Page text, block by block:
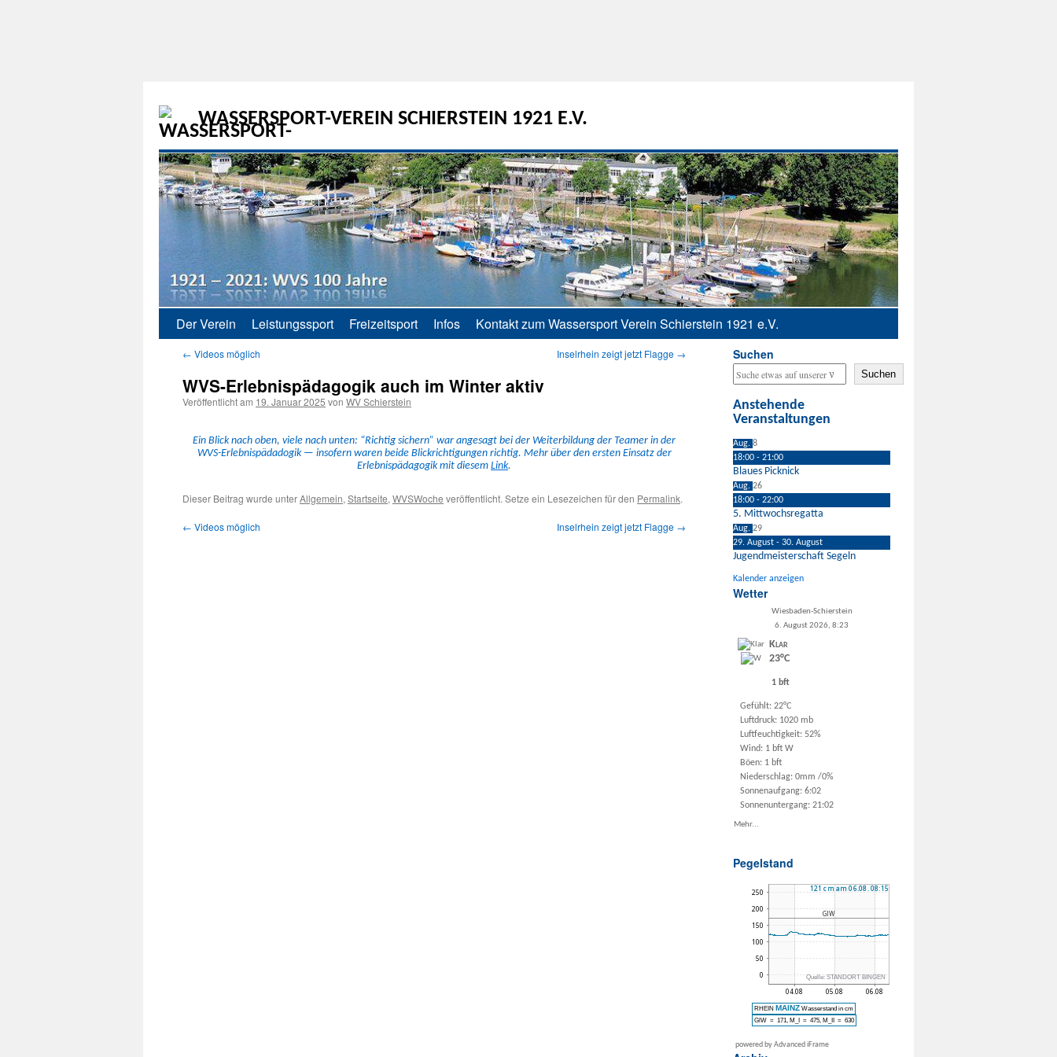
WASSERSPORT-VEREIN SCHIERSTEIN 1921 E.V.
Zum
Inhalt
springen
Der Verein Leistungssport Freizeitsport Infos Kontakt zum Wassersport Verein Schierstein 1921 e.V.
← Videos möglich Inselrhein zeigt jetzt Flagge →
WVS-Erlebnispädagogik auch im Winter aktiv
Veröffentlicht am 19. Januar 2025 von WV Schierstein
Ein Blick nach oben, viele nach unten: “Richtig sich­ern” war ange­sagt bei der Weit­er­bil­dung der Team­er in der
WVS-Erleb­nis­pä­dadogik — insofern waren bei­de Blick­rich­ti­gun­gen richtig. Mehr über den ersten Ein­satz der
Erleb­nis­päd­a­gogik mit diesem Link.
Dieser Beitrag wurde unterAllgemein, Startseite, WVSWoche veröffentlicht. Setze ein Lesezeichen für den Permalink.
← Videos möglich Inselrhein zeigt jetzt Flagge →
Suchen
Suchen
Anstehende
Veranstaltungen
Aug. 8
18:00 - 21:00
Blaues Picknick
Aug. 26
18:00 - 22:00
5. Mittwochsregatta
Aug. 29
29. August - 30. August
Jugendmeisterschaft Segeln
Kalender anzeigen
Wetter
Wiesbaden-Schierstein
6. August 2026, 8:23
Klar
23°C
1 bft
Gefühlt: 22°C
Luftdruck: 1020 mb
Luftfeuchtigkeit: 52%
Wind: 1 bft W
Böen: 1 bft
Niederschlag: 0mm /0%
Sonnenaufgang: 6:02
Sonnenuntergang: 21:02
Mehr...
Pegelstand
powered by Advanced iFrame